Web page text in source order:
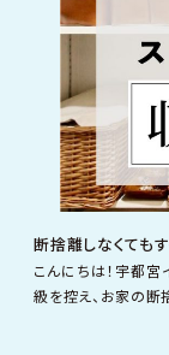
断捨離しなくても
こんにちは！宇都
級を控え、お家の断